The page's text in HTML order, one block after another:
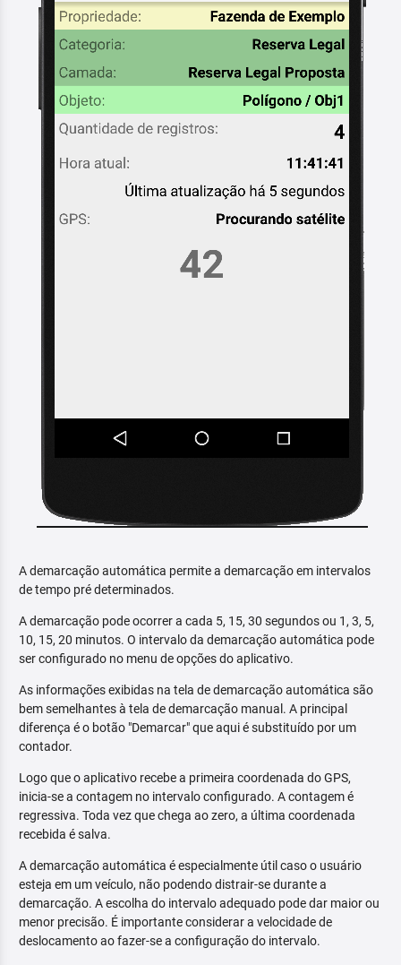
A demarcação automática permite a demarcação em intervalos
de tempo pré determinados.
A demarcação pode ocorrer a cada 5, 15, 30 segundos ou 1, 3, 5,
10, 15, 20 minutos. O intervalo da demarcação automática pode
ser configurado no menu de opções do aplicativo.
As informações exibidas na tela de demarcação automática são
bem semelhantes à tela de demarcação manual. A principal
diferença é o botão "Demarcar" que aqui é substituído por um
contador.
Logo que o aplicativo recebe a primeira coordenada do GPS,
inicia-se a contagem no intervalo configurado. A contagem é
regressiva. Toda vez que chega ao zero, a última coordenada
recebida é salva.
A demarcação automática é especialmente útil caso o usuário
esteja em um veículo, não podendo distrair-se durante a
demarcação. A escolha do intervalo adequado pode dar maior ou
menor precisão. É importante considerar a velocidade de
deslocamento ao fazer-se a configuração do intervalo.